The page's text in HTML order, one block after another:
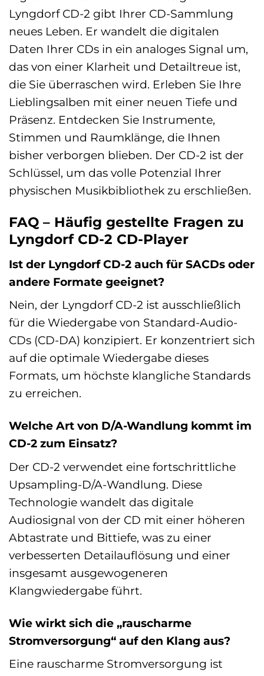
Lyngdorf CD-2 gibt Ihrer CD-Sammlung
neues Leben. Er wandelt die digitalen
Daten Ihrer CDs in ein analoges Signal um,
das von einer Klarheit und Detailtreue ist,
die Sie überraschen wird. Erleben Sie Ihre
Lieblingsalben mit einer neuen Tiefe und
Präsenz. Entdecken Sie Instrumente,
Stimmen und Raumklänge, die Ihnen
bisher verborgen blieben. Der CD-2 ist der
Schlüssel, um das volle Potenzial Ihrer
physischen Musikbibliothek zu erschließen.
FAQ – Häufig gestellte Fragen zu
Lyngdorf CD-2 CD-Player
Ist der Lyngdorf CD-2 auch für SACDs oder
andere Formate geeignet?
Nein, der Lyngdorf CD-2 ist ausschließlich
für die Wiedergabe von Standard-Audio-
CDs (CD-DA) konzipiert. Er konzentriert sich
auf die optimale Wiedergabe dieses
Formats, um höchste klangliche Standards
zu erreichen.
Welche Art von D/A-Wandlung kommt im
CD-2 zum Einsatz?
Der CD-2 verwendet eine fortschrittliche
Upsampling-D/A-Wandlung. Diese
Technologie wandelt das digitale
Audiosignal von der CD mit einer höheren
Abtastrate und Bittiefe, was zu einer
verbesserten Detailauflösung und einer
insgesamt ausgewogeneren
Klangwiedergabe führt.
Wie wirkt sich die „rauscharme
Stromversorgung“ auf den Klang aus?
Eine rauscharme Stromversorgung ist